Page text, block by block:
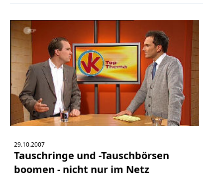
29.10.2007
Tauschringe und -Tauschbörsen
boomen - nicht nur im Netz
Print
Radio
Sportwetten
TV
Tagesspiegel
Urheberrecht
Verbraucherrecht
Kanne
WDR